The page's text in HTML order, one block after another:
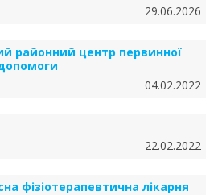
29.06.2026
районний центр первинної
04.02.2022
22.02.2022
фізіотерапевтична лікарня